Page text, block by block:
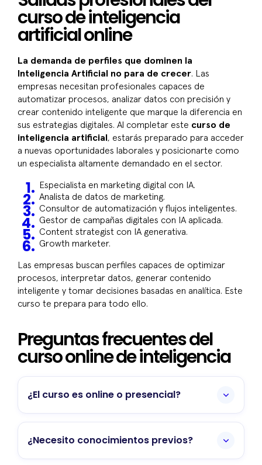
curso de inteligencia
artificial online
La demanda de perfiles que dominen la
Inteligencia Artificial no para de crecer. Las
empresas necesitan profesionales capaces de
automatizar procesos, analizar datos con precisión y
crear contenido inteligente que marque la diferencia en
sus estrategias digitales. Al completar este curso de
inteligencia artificial , estarás preparado para acceder
a nuevas oportunidades laborales y posicionarte como
un especialista altamente demandado en el sector.
Especialista en marketing digital con IA.
Analista de datos de marketing.
Consultor de automatización y flujos inteligentes.
Gestor de campañas digitales con IA aplicada.
Content strategist con IA generativa.
Growth marketer.
Las empresas buscan perfiles capaces de optimizar
procesos, interpretar datos, generar contenido
inteligente y tomar decisiones basadas en analítica. Este
curso te prepara para todo ello.
Preguntas frecuentes del
curso online de inteligencia
¿El curso es online o presencial?
Es 100% online, adaptable a tus horarios y
con acceso ilimitado a todas las
¿Necesito conocimientos previos?